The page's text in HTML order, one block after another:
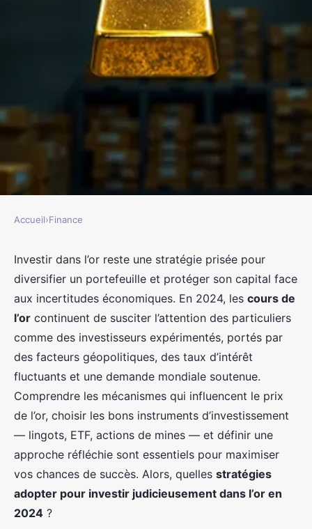
Cours de l'or : stratégies pour
investir avec succès en 2024
Mya •23 décembre 2025•8 min de lecture
Accueil›Finance
Investir dans l’or reste une stratégie prisée pour
diversifier un portefeuille et protéger son capital face
aux incertitudes économiques. En 2024, les cours de
l’or continuent de susciter l’attention des particuliers
comme des investisseurs expérimentés, portés par
des facteurs géopolitiques, des taux d’intérêt
fluctuants et une demande mondiale soutenue.
Comprendre les mécanismes qui influencent le prix
de l’or, choisir les bons instruments d’investissement
— lingots, ETF, actions de mines — et définir une
approche réfléchie sont essentiels pour maximiser
vos chances de succès. Alors, quelles stratégies
adopter pour investir judicieusement dans l’or en
2024 ?